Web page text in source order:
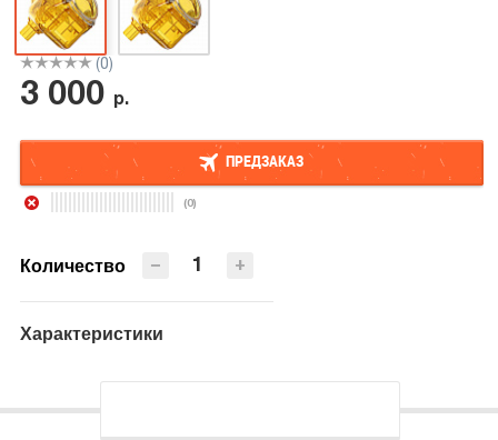
(0)
3 000 р.
ПРЕДЗАКАЗ
(0)
Количество +
−
Характеристики